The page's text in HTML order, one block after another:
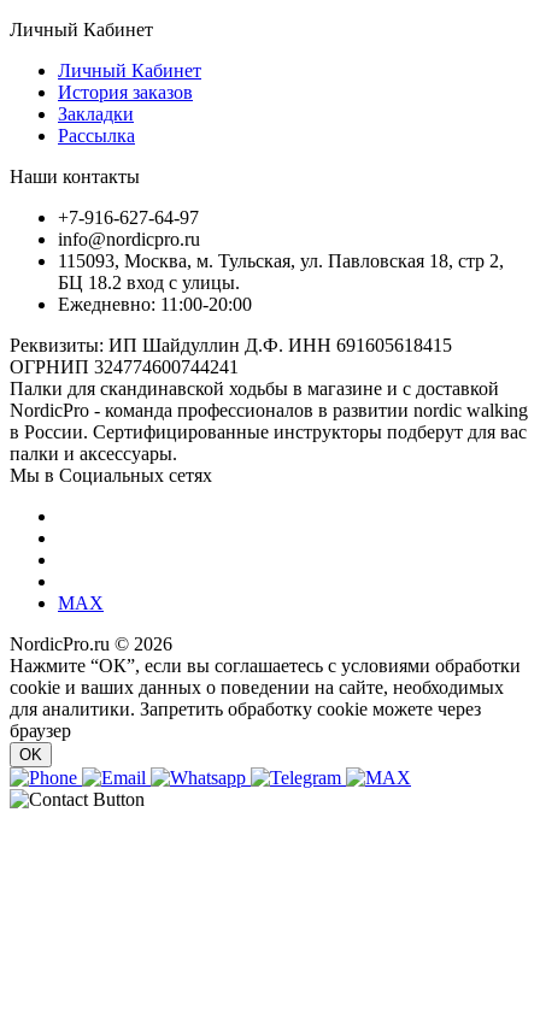
Личный Кабинет
Личный Кабинет
История заказов
Закладки
Рассылка
Наши контакты
+7-916-627-64-97
info@nordicpro.ru
115093, Москва, м. Тульская, ул. Павловская 18, стр 2,
БЦ 18.2 вход с улицы.
Ежедневно: 11:00-20:00
Реквизиты: ИП Шайдуллин Д.Ф. ИНН 691605618415
ОГРНИП 324774600744241
Палки для скандинавской ходьбы в магазине и с доставкой
NordicPro - команда профессионалов в развитии nordic walking
в России. Сертифицированные инструкторы подберут для вас
палки и аксессуары.
Мы в Социальных сетях
MAX
NordicPro.ru © 2026
Нажмите “ОК”, если вы соглашаетесь с условиями обработки
cookie и ваших данных о поведении на сайте, необходимых
для аналитики. Запретить обработку cookie можете через
браузер
OK